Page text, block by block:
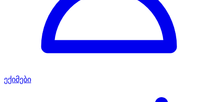
ექიმები